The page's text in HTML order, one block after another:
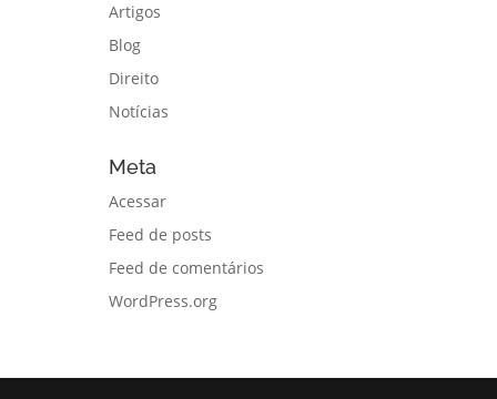
Artigos
Blog
Direito
Notícias
Meta
Acessar
Feed de posts
Feed de comentários
WordPress.org